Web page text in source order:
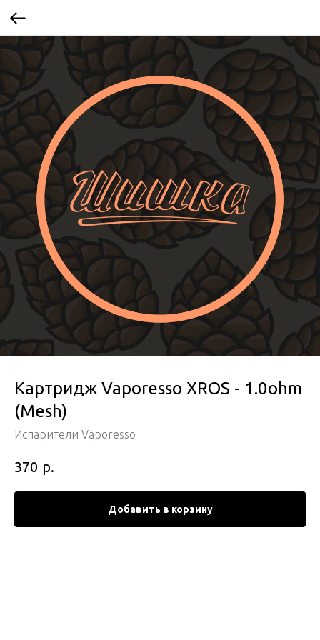
Картридж Vaporesso XROS - 1.0ohm
(Mesh)
Испарители Vaporesso
370 р.
Добавить в корзину